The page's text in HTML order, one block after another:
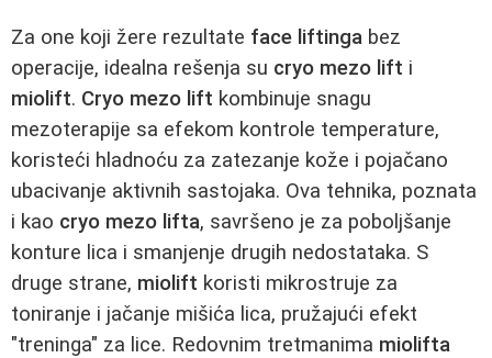
Za one koji žere rezultate face liftinga bez
operacije, idealna rešenja su cryo mezo lift i
miolift. Cryo mezo lift kombinuje snagu
mezoterapije sa efekom kontrole temperature,
koristeći hladnoću za zatezanje kože i pojačano
ubacivanje aktivnih sastojaka. Ova tehnika, poznata
i kao cryo mezo lifta, savršeno je za poboljšanje
konture lica i smanjenje drugih nedostataka. S
druge strane, miolift koristi mikrostruje za
toniranje i jačanje mišića lica, pružajući efekt
"treninga" za lice. Redovnim tretmanima miolifta